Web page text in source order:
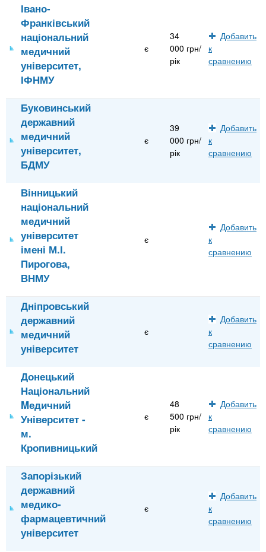
Івано-
Франківський
національний
медичний
університет,
ІФНМУ
є
34
000 грн/
рік
Добавить
к
сравнению
Буковинський
державний
медичний
університет,
БДМУ
є
39
000 грн/
рік
Добавить
к
сравнению
Вінницький
національний
медичний
університет
імені М.І.
Пирогова,
ВНМУ
є
Добавить
к
сравнению
Дніпровський
державний
медичний
університет
є
Добавить
к
сравнению
Донецький
Національний
Mедичний
Університет -
м.
Кропивницький
є
48
500 грн/
рік
Добавить
к
сравнению
Запорізький
державний
медико-
фармацевтичний
університет
є
Добавить
к
сравнению